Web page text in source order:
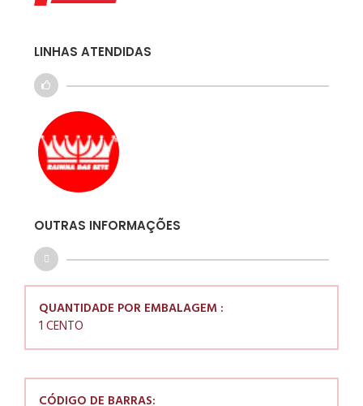
LINHAS ATENDIDAS
OUTRAS INFORMAÇÕES
QUANTIDADE POR EMBALAGEM :
1 CENTO
CÓDIGO DE BARRAS: